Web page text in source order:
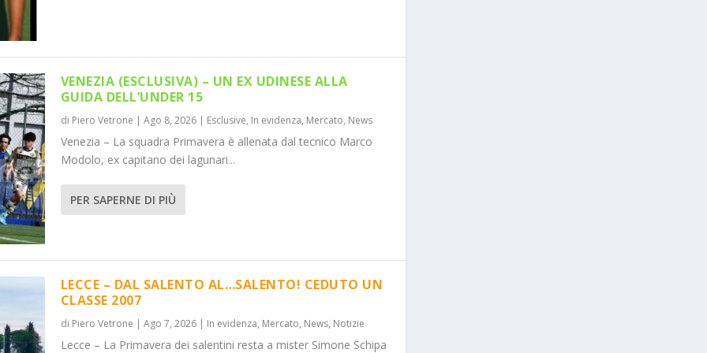
ALLA GUI...
Mercato,News
,Notizie
VENEZIA (ESCLUSIVA) – UN EX UDINESE ALLA
GUIDA DELL’UNDER 15
di Piero Vetrone | Ago 8, 2026| Esclusive, In evidenza, Mercato, News
Venezia – La squadra Primavera è allenata dal tecnico Marco
Modolo, ex capitano dei lagunari...
PER SAPERNE DI PIÙ
LECCE – DAL SALENTO AL…SALENTO! CEDUTO UN
CLASSE 2007
di Piero Vetrone | Ago 7, 2026| In evidenza, Mercato, News, Notizie
Lecce – La Primavera dei salentini resta a mister Simone Schipa